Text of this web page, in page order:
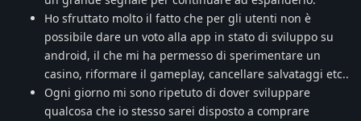
Ho sfruttato molto il fatto che per gli utenti non è
possibile dare un voto alla app in stato di sviluppo su
android, il che mi ha permesso di sperimentare un
casino, riformare il gameplay, cancellare salvataggi etc..
Ogni giorno mi sono ripetuto di dover sviluppare
qualcosa che io stesso sarei disposto a comprare